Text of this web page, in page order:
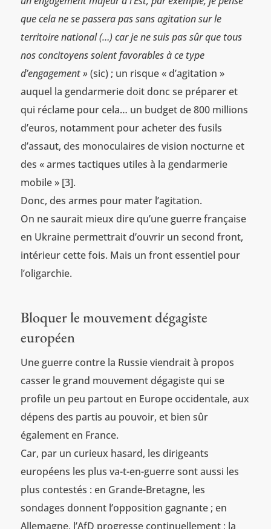
que cela ne se passera pas sans agitation sur le
territoire national (…) car je ne suis pas sûr que tous
nos concitoyens soient favorables à ce type
d’engagement » (sic) ; un risque « d’agitation »
auquel la gendarmerie doit donc se préparer et
qui réclame pour cela… un budget de 800 millions
d’euros, notamment pour acheter des fusils
d’assaut, des monoculaires de vision nocturne et
des « armes tactiques utiles à la gendarmerie
mobile » [3].
Donc, des armes pour mater l’agitation.
On ne saurait mieux dire qu’une guerre française
en Ukraine permettrait d’ouvrir un second front,
intérieur cette fois. Mais un front essentiel pour
l’oligarchie.
Bloquer le mouvement dégagiste
européen
Une guerre contre la Russie viendrait à propos
casser le grand mouvement dégagiste qui se
profile un peu partout en Europe occidentale, aux
dépens des partis au pouvoir, et bien sûr
également en France.
Car, par un curieux hasard, les dirigeants
européens les plus va-t-en-guerre sont aussi les
plus contestés : en Grande-Bretagne, les
sondages donnent l’opposition gagnante ; en
Allemagne, l’AfD progresse continuellement ; la